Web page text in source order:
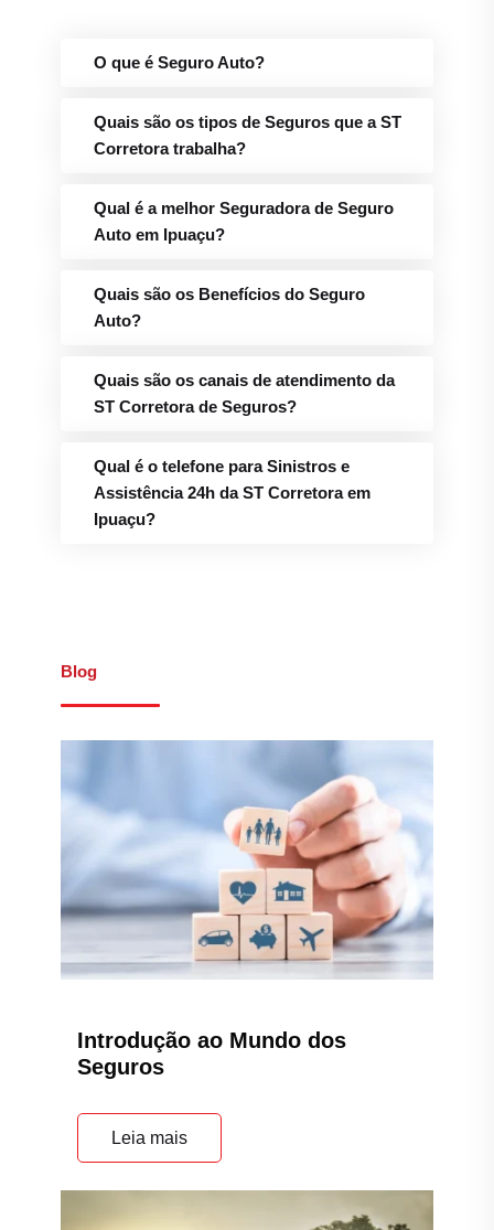
O que é Seguro Auto?
Quais são os tipos de Seguros que a ST
Corretora trabalha?
Qual é a melhor Seguradora de Seguro
Auto em Ipuaçu?
Quais são os Benefícios do Seguro
Auto?
Quais são os canais de atendimento da
ST Corretora de Seguros?
Qual é o telefone para Sinistros e
Assistência 24h da ST Corretora em
Ipuaçu?
Blog
Introdução ao Mundo dos
Seguros
Leia mais